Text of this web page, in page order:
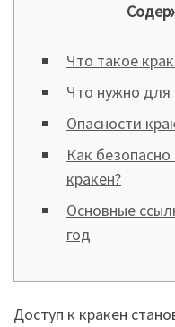
Что такое
Что нужно для
Опасности
Как
кракен?
Основные
год
Доступ к кракен